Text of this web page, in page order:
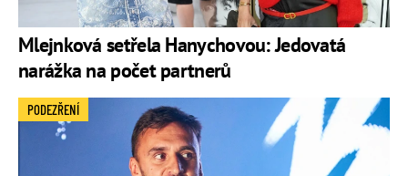
Mlejnková setřela Hanychovou: Jedovatá
narážka na počet partnerů
PODEZŘENÍ